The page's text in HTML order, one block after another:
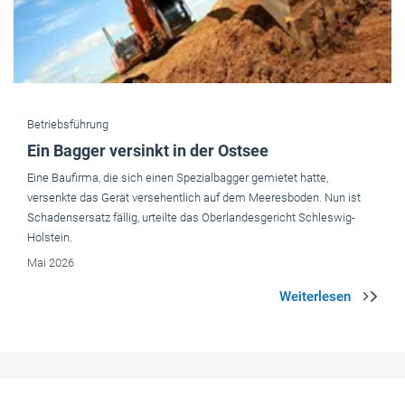
Betriebsführung
Ein Bagger versinkt in der Ostsee
Eine Baufirma, die sich einen Spezialbagger gemietet hatte,
versenkte das Gerät versehentlich auf dem Meeresboden. Nun ist
Schadensersatz fällig, urteilte das Oberlandesgericht Schleswig-
Holstein.
Mai 2026